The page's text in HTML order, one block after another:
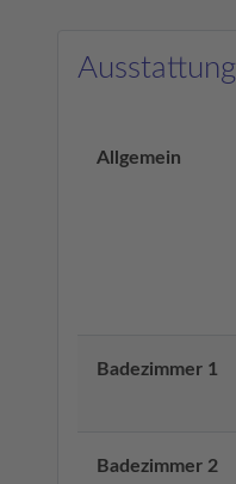
Allgemein
Badezimmer 1
Badezimmer 2